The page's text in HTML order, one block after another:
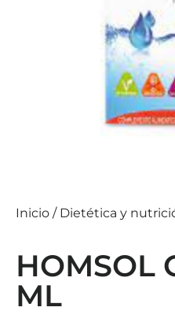
Inicio / Dietética y
HOMSOL
ML